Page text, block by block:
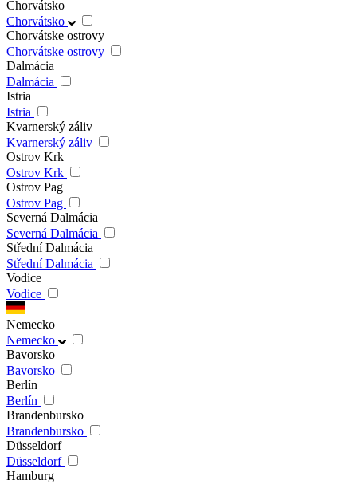
Chorvátsko
Chorvátsko
Chorvátske ostrovy
Chorvátske ostrovy
Dalmácia
Dalmácia
Istria
Istria
Kvarnerský záliv
Kvarnerský záliv
Ostrov Krk
Ostrov Krk
Ostrov Pag
Ostrov Pag
Severná Dalmácia
Severná Dalmácia
Střední Dalmácia
Střední Dalmácia
Vodice
Vodice
Nemecko
Nemecko
Bavorsko
Bavorsko
Berlín
Berlín
Brandenbursko
Brandenbursko
Düsseldorf
Düsseldorf
Hamburg